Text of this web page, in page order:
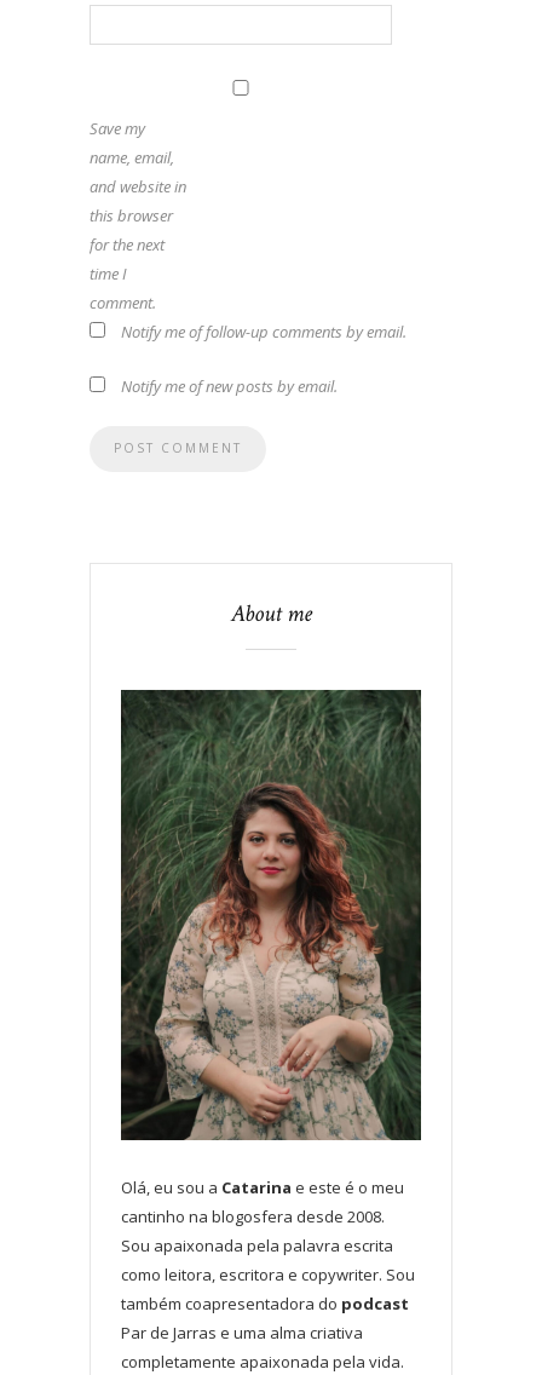
Save my
name, email,
and website in
this browser
for the next
time I
comment.
Notify me of follow-up comments by email.
Notify me of new posts by email.
About me
Olá, eu sou a Catarina e este é o meu
cantinho na blogosfera desde 2008.
Sou apaixonada pela palavra escrita
como leitora, escritora e copywriter. Sou
também coapresentadora do podcast
Par de Jarras e uma alma criativa
completamente apaixonada pela vida.